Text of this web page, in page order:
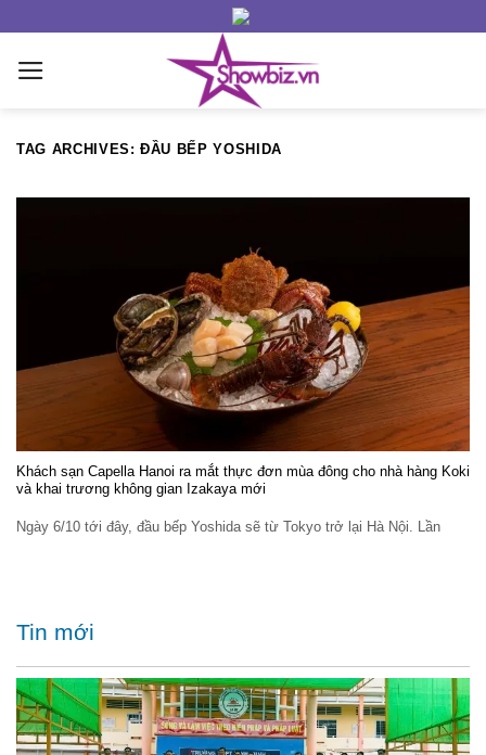
content
TAG ARCHIVES:ĐẦU BẾP YOSHIDA
Khách sạn Capella Hanoi ra mắt thực đơn mùa đông cho nhà hàng Koki
và khai trương không gian Izakaya mới
Ngày 6/10 tới đây, đầu bếp Yoshida sẽ từ Tokyo trở lại Hà Nội. Lần
Tin mới